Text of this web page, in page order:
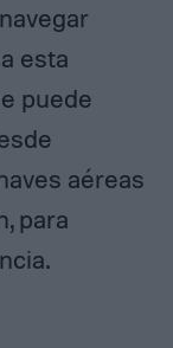
esta
puede
aéreas
para